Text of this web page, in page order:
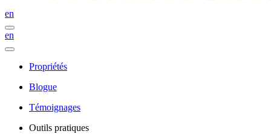
en
en
Propriétés
Blogue
Témoignages
Outils pratiques